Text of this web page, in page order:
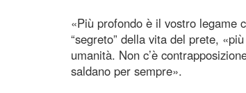
«Più profondo è il vostro legame
“segreto” della vita del prete,
umanità. Non c’è
saldano per sempre».